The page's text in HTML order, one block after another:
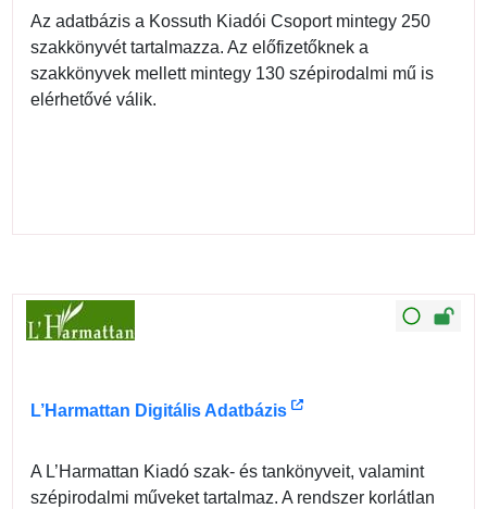
Az adatbázis a Kossuth Kiadói Csoport mintegy 250
szakkönyvét tartalmazza. Az előfizetőknek a
szakkönyvek mellett mintegy 130 szépirodalmi mű is
elérhetővé válik.
L’Harmattan Digitális Adatbázis
A L’Harmattan Kiadó szak- és tankönyveit, valamint
szépirodalmi műveket tartalmaz. A rendszer korlátlan